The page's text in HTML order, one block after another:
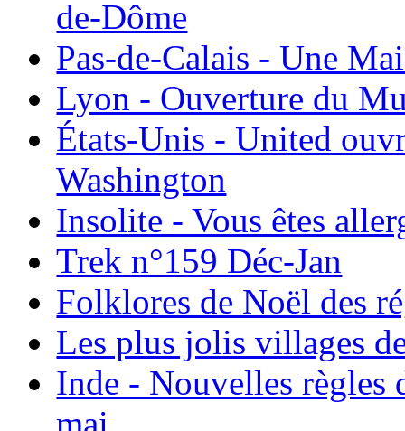
de-Dôme
Pas-de-Calais - Une
Lyon - Ouverture du
États-Unis - United
Washington
Insolite - Vous êtes
Trek n°159 Déc-Jan
Folklores de Noël des
Les plus jolis villages
Inde - Nouvelles règles
mai